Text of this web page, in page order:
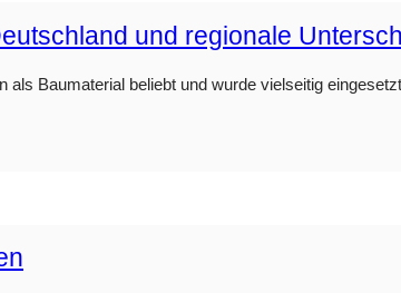
und regionale
Baumaterial beliebt und wurde vielseitig